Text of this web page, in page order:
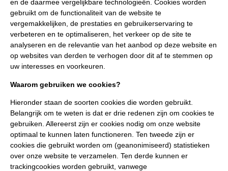
en de daarmee vergelijkbare technologieën. Cookies worden
gebruikt om de functionaliteit van de website te
vergemakkelijken, de prestaties en gebruikerservaring te
verbeteren en te optimaliseren, het verkeer op de site te
analyseren en de relevantie van het aanbod op deze website en
op websites van derden te verhogen door dit af te stemmen op
uw interesses en voorkeuren.
Waarom gebruiken we cookies?
Hieronder staan de soorten cookies die worden gebruikt.
Belangrijk om te weten is dat er drie redenen zijn om cookies te
gebruiken. Allereerst zijn er cookies nodig om onze website
optimaal te kunnen laten functioneren. Ten tweede zijn er
cookies die gebruikt worden om (geanonimiseerd) statistieken
over onze website te verzamelen. Ten derde kunnen er
trackingcookies worden gebruikt, vanwege